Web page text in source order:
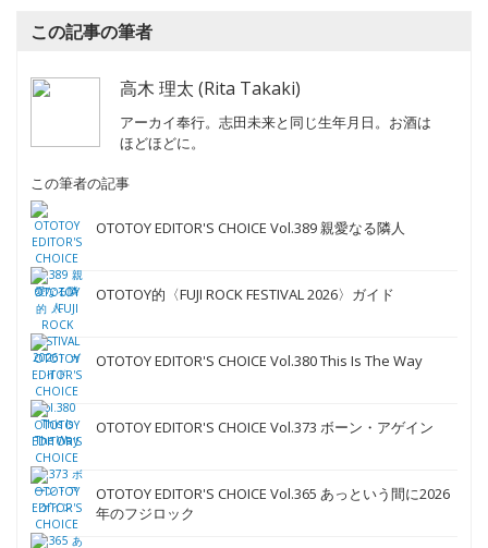
この記事の筆者
高木 理太 (Rita Takaki)
アーカイ奉行。志田未来と同じ生年月日。お酒は
ほどほどに。
この筆者の記事
OTOTOY EDITOR'S CHOICE Vol.389 親愛なる隣人
OTOTOY的〈FUJI ROCK FESTIVAL 2026〉ガイド
OTOTOY EDITOR'S CHOICE Vol.380 This Is The Way
OTOTOY EDITOR'S CHOICE Vol.373 ボーン・アゲイン
OTOTOY EDITOR'S CHOICE Vol.365 あっという間に2026
年のフジロック